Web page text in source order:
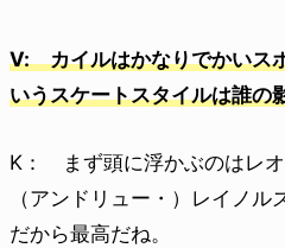
V: カイルはかなりでかいス
いうスケートスタイルは誰の
K： まず頭に浮かぶのはレ
（アンドリュー・）レイノ
だから最高だね。